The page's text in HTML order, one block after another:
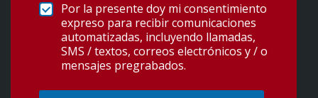
Por la presente doy mi consentimiento
expreso para recibir comunicaciones
automatizadas, incluyendo llamadas,
SMS / textos, correos electrónicos y / o
mensajes pregrabados.